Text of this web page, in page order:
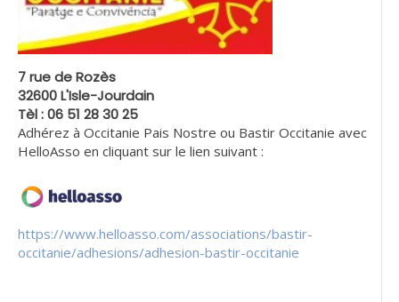
7 rue de Rozès
32600 L'Isle-Jourdain
Tèl : 06 51 28 30 25
Adhérez à Occitanie Pais Nostre ou Bastir Occitanie avec
HelloAsso en cliquant sur le lien suivant :
https://www.helloasso.com/associations/bastir-
occitanie/adhesions/adhesion-bastir-occitanie